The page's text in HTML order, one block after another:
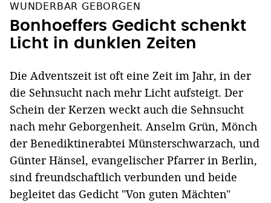
WUNDERBAR GEBORGEN
Bonhoeffers Gedicht schenkt
Licht in dunklen Zeiten
Die Adventszeit ist oft eine Zeit im Jahr, in der
die Sehnsucht nach mehr Licht aufsteigt. Der
Schein der Kerzen weckt auch die Sehnsucht
nach mehr Geborgenheit. Anselm Grün, Mönch
der Benediktinerabtei Münsterschwarzach, und
Günter Hänsel, evangelischer Pfarrer in Berlin,
sind freundschaftlich verbunden und beide
begleitet das Gedicht "Von guten Mächten"